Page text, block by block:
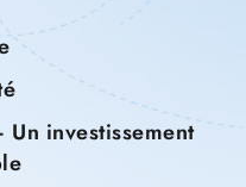
investissement